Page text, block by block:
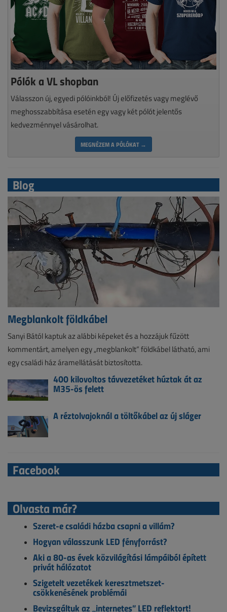
Pólók a VL shopban
Válasszon új, egyedi pólóinkból! Új előfizetés vagy meglévő
meghosszabbítása esetén egy vagy két pólót jelentős
kedvezménnyel vásárolhat.
MEGNÉZEM A PÓLÓKAT →
Blog
Megblankolt földkábel
Sanyi Bától kaptuk az alábbi képeket és a hozzájuk fűzött
kommentárt, amelyen egy „megblankolt” földkábel látható, ami
egy családi ház áramellátását biztosította.
400 kilovoltos távvezetéket húztak át az
M35-ös felett
A réztolvajoknál a töltőkábel az új sláger
Facebook
Olvasta már?
Szeret-e családi házba csapni a villám?
Hogyan válasszunk LED fényforrást?
Aki a 80-as évek közvilágítási lámpáiból épített
privát hálózatot
Szigetelt vezetékek keresztmetszet-
csökkenésének problémái
Bevizsgáltuk az „internetes” LED reflektort!